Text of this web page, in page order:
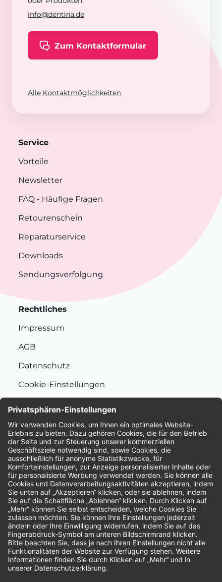
info@dentina.de
Zum Kontaktformular
Alle Kontaktmöglichkeiten
Service
Vorteile
Newsletter
FAQ - Häufige Fragen
Retourenschein
Reparaturservice
Downloads
Sendungsverfolgung
Rechtliches
Impressum
AGB
Datenschutz
Cookie-Einstellungen
Bewertungen